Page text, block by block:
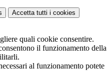
Accetta tutti i cookies
quali cookie consentire.
il funzionamento della
al funzionamento potete